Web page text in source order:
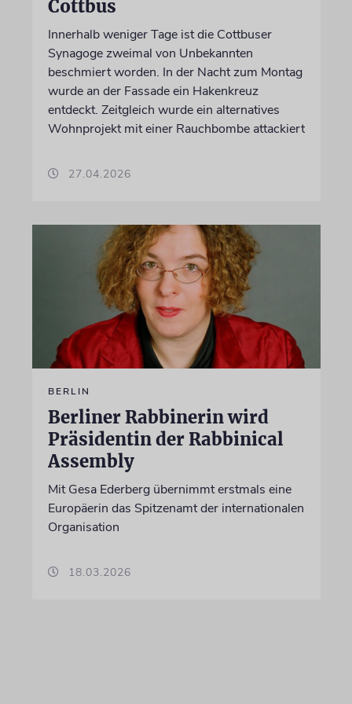
Cottbus
Innerhalb weniger Tage ist die Cottbuser
Synagoge zweimal von Unbekannten
beschmiert worden. In der Nacht zum Montag
wurde an der Fassade ein Hakenkreuz
entdeckt. Zeitgleich wurde ein alternatives
Wohnprojekt mit einer Rauchbombe attackiert
27.04.2026
BERLIN
Berliner Rabbinerin wird
Präsidentin der Rabbinical
Assembly
Mit Gesa Ederberg übernimmt erstmals eine
Europäerin das Spitzenamt der internationalen
Organisation
18.03.2026